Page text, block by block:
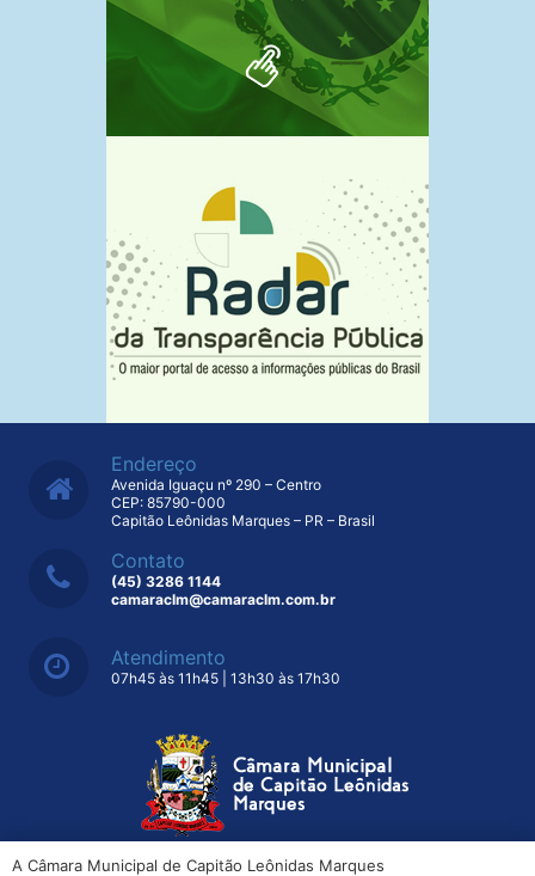
Endereço
Avenida Iguaçu nº 290 – Centro
CEP: 85790-000
Capitão Leônidas Marques – PR – Brasil
Contato
(45) 3286 1144
camaraclm@camaraclm.com.br
Atendimento
07h45 às 11h45 | 13h30 às 17h30
A Câmara Municipal de Capitão Leônidas Marques